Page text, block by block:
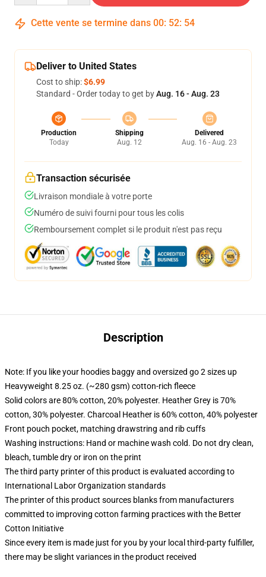
Cette vente se termine dans 00: 52: 54
Deliver to United States
Cost to ship:$6.99
Standard - Order today to get byAug. 16 - Aug. 23
Production
Today
Shipping
Aug. 12
Delivered
Aug. 16 - Aug. 23
Transaction sécurisée
Livraison mondiale à votre porte
Numéro de suivi fourni pour tous les colis
Remboursement complet si le produit n'est pas reçu
Description
Note: If you like your hoodies baggy and oversized go 2 sizes up
Heavyweight 8.25 oz. (~280 gsm) cotton-rich fleece
Solid colors are 80% cotton, 20% polyester. Heather Grey is 70%
cotton, 30% polyester. Charcoal Heather is 60% cotton, 40% polyester
Front pouch pocket, matching drawstring and rib cuffs
Washing instructions: Hand or machine wash cold. Do not dry clean,
bleach, tumble dry or iron on the print
The third party printer of this product is evaluated according to
International Labor Organization standards
The printer of this product sources blanks from manufacturers
committed to improving cotton farming practices with the Better
Cotton Initiative
Since every item is made just for you by your local third-party fulfiller,
there may be slight variances in the product received